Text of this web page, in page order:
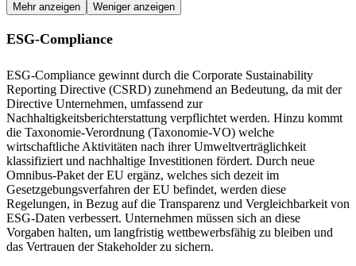
Mehr anzeigen Weniger anzeigen
ESG-Compliance
ESG-Compliance gewinnt durch die Corporate Sustainability
Reporting Directive (CSRD) zunehmend an Bedeutung, da mit der
Directive Unternehmen, umfassend zur
Nachhaltigkeitsberichterstattung verpflichtet werden. Hinzu kommt
die Taxonomie-Verordnung (Taxonomie-VO) welche
wirtschaftliche Aktivitäten nach ihrer Umweltverträglichkeit
klassifiziert und nachhaltige Investitionen fördert. Durch neue
Omnibus-Paket der EU ergänz, welches sich dezeit im
Gesetzgebungsverfahren der EU befindet, werden diese
Regelungen, in Bezug auf die Transparenz und Vergleichbarkeit von
ESG-Daten verbessert. Unternehmen müssen sich an diese
Vorgaben halten, um langfristig wettbewerbsfähig zu bleiben und
das Vertrauen der Stakeholder zu sichern.